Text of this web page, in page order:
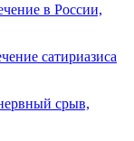
в России,
сатириазиса
срыв,